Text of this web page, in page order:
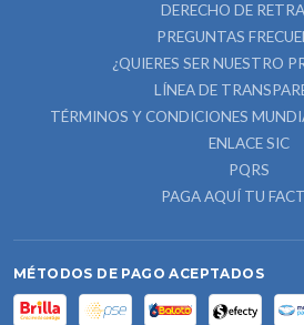
DERECHO DE
PREGUNTAS
¿QUIERES SER NUESTRO
LÍNEA DE
TÉRMINOS Y CONDICIONES
ENLACE SIC
PQRS
PAGA AQUÍ TU
MÉTODOS DE PAGO ACEPTADOS